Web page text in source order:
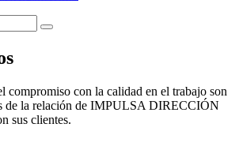
compromiso con la calidad en el trabajo son
de la relación de IMPULSA DIRECCIÓN
sus clientes.